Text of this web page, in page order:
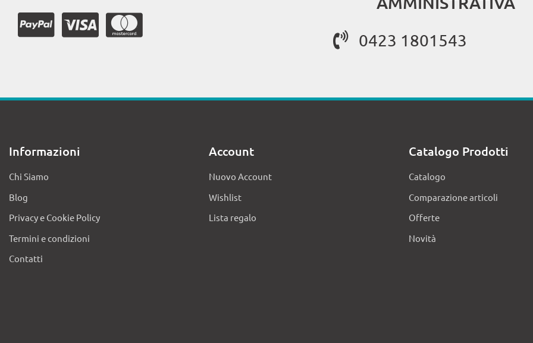
0423 1801543
Informazioni
Chi Siamo
Blog
Privacy e Cookie Policy
Termini e condizioni
Contatti
Account
Nuovo Account
Wishlist
Lista regalo
Catalogo Prodotti
Catalogo
Comparazione articoli
Offerte
Novità